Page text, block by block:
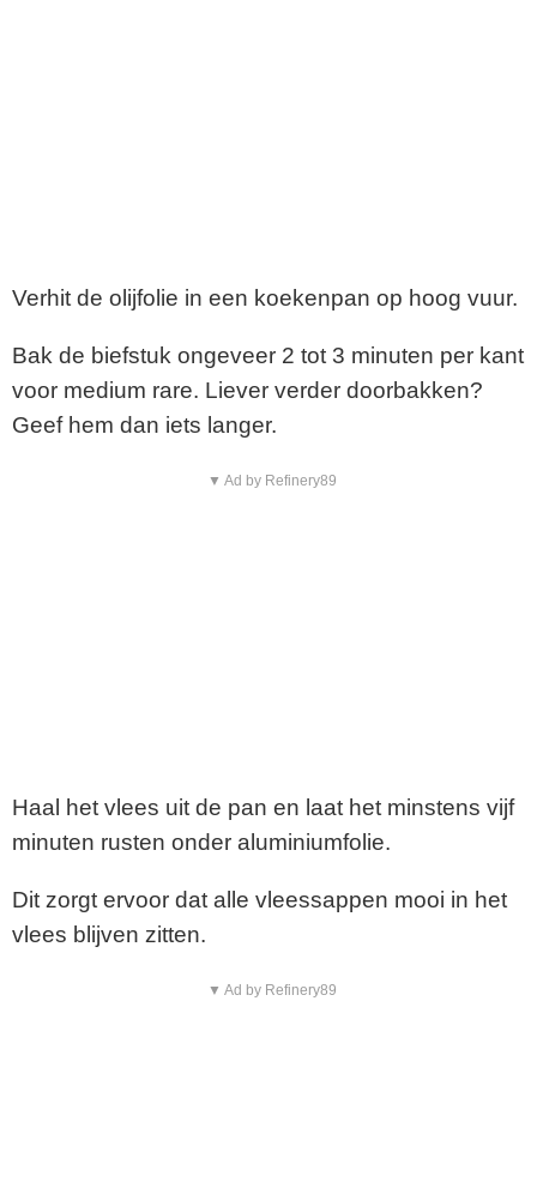
Verhit de olijfolie in een koekenpan op hoog vuur.
Bak de biefstuk ongeveer 2 tot 3 minuten per kant
voor medium rare. Liever verder doorbakken?
Geef hem dan iets langer.
▼ Ad by Refinery89
Haal het vlees uit de pan en laat het minstens vijf
minuten rusten onder aluminiumfolie.
Dit zorgt ervoor dat alle vleessappen mooi in het
vlees blijven zitten.
▼ Ad by Refinery89